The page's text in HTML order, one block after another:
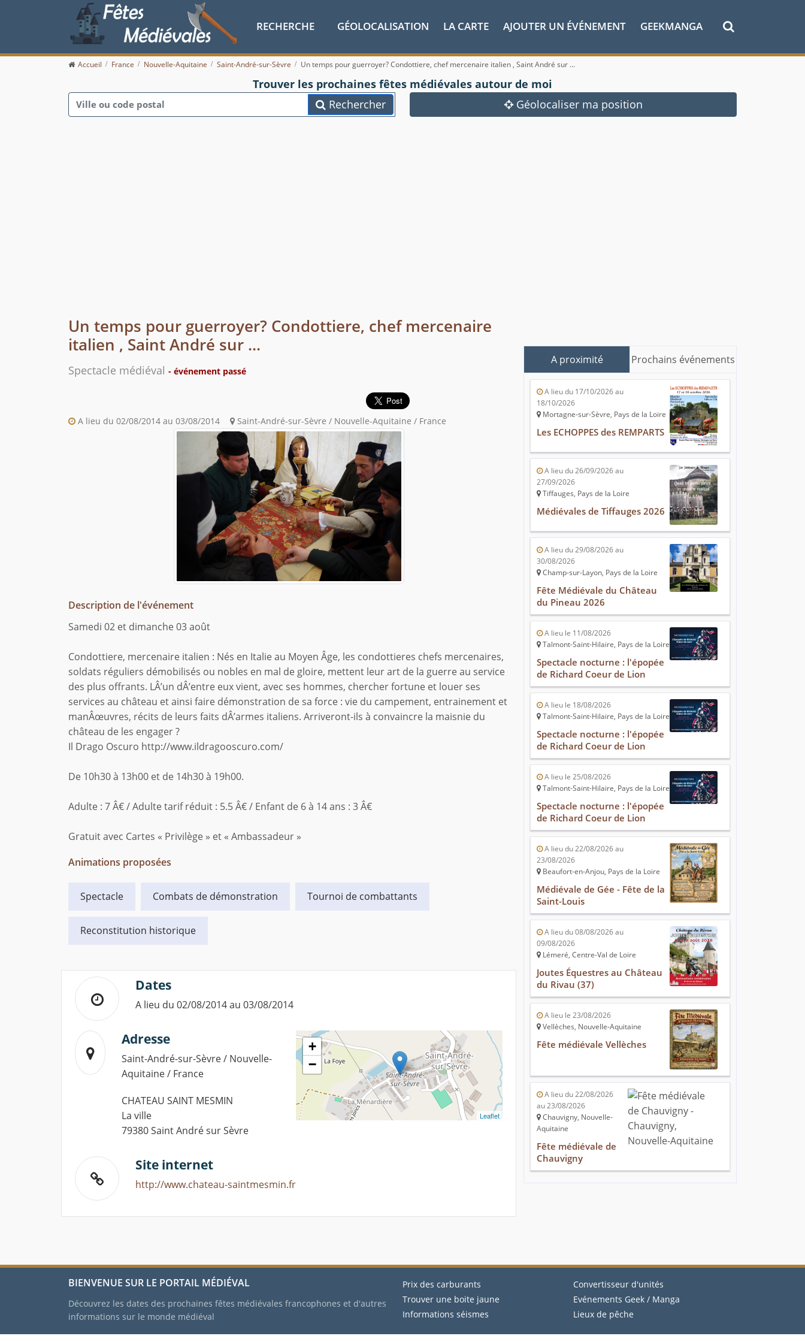
RECHERCHE GÉOLOCALISATION LA CARTE AJOUTER UN ÉVÉNEMENT GEEKMANGA
Accueil France Nouvelle-Aquitaine Saint-André-sur-Sèvre Un temps pour guerroyer? Condottiere, chef mercenaire italien , Saint André sur ...
Trouver les prochaines fêtes médiévales autour de moi
Rechercher
Géolocaliser ma position
Un temps pour guerroyer? Condottiere, chef mercenaire
italien , Saint André sur ...
Spectacle médiéval - événement passé
A lieu du 02/08/2014 au 03/08/2014 Saint-André-sur-Sèvre / Nouvelle-Aquitaine / France
Description de l'événement
Samedi 02 et dimanche 03 août
Condottiere, mercenaire italien : Nés en Italie au Moyen Âge, les condottieres chefs mercenaires,
soldats réguliers démobilisés ou nobles en mal de gloire, mettent leur art de la guerre au service
des plus offrants. LÂ’un dÂ’entre eux vient, avec ses hommes, chercher fortune et louer ses
services au château et ainsi faire démonstration de sa force : vie du campement, entrainement et
manÂœuvres, récits de leurs faits dÂ’armes italiens. Arriveront-ils à convaincre la maisnie du
château de les engager ?
Il Drago Oscuro http://www.ildragooscuro.com/
De 10h30 à 13h00 et de 14h30 à 19h00.
Adulte : 7 Â€ / Adulte tarif réduit : 5.5 Â€ / Enfant de 6 à 14 ans : 3 Â€
Gratuit avec Cartes « Privilège » et « Ambassadeur »
Animations proposées
Spectacle Combats de démonstration Tournoi de combattants
Reconstitution historique
Dates
A lieu du 02/08/2014 au 03/08/2014
Adresse
Saint-André-sur-Sèvre / Nouvelle-
Aquitaine / France
CHATEAU SAINT MESMIN
La ville
79380 Saint André sur Sèvre
+
−
Leaflet
Site internet
http://www.chateau-saintmesmin.fr
A proximité Prochains événements
A lieu du 17/10/2026 au
18/10/2026
Mortagne-sur-Sèvre, Pays de la Loire
Les ECHOPPES des REMPARTS
A lieu du 26/09/2026 au
27/09/2026
Tiffauges, Pays de la Loire
Médiévales de Tiffauges 2026
A lieu du 29/08/2026 au
30/08/2026
Champ-sur-Layon, Pays de la Loire
Fête Médiévale du Château
du Pineau 2026
A lieu le 11/08/2026
Talmont-Saint-Hilaire, Pays de la Loire
Spectacle nocturne : l'épopée
de Richard Coeur de Lion
A lieu le 18/08/2026
Talmont-Saint-Hilaire, Pays de la Loire
Spectacle nocturne : l'épopée
de Richard Coeur de Lion
A lieu le 25/08/2026
Talmont-Saint-Hilaire, Pays de la Loire
Spectacle nocturne : l'épopée
de Richard Coeur de Lion
A lieu du 22/08/2026 au
23/08/2026
Beaufort-en-Anjou, Pays de la Loire
Médiévale de Gée - Fête de la
Saint-Louis
A lieu du 08/08/2026 au
09/08/2026
Lémeré, Centre-Val de Loire
Joutes Équestres au Château
du Rivau (37)
A lieu le 23/08/2026
Vellèches, Nouvelle-Aquitaine
Fête médiévale Vellèches
A lieu du 22/08/2026
au 23/08/2026
Chauvigny, Nouvelle-
Aquitaine
Fête médiévale de
Chauvigny
BIENVENUE SUR LE PORTAIL MÉDIÉVAL
Découvrez les dates des prochaines fêtes médiévales francophones et d'autres
informations sur le monde médiéval
Prix des carburants
Trouver une boite jaune
Informations séismes
Convertisseur d'unités
Evénements Geek / Manga
Lieux de pêche